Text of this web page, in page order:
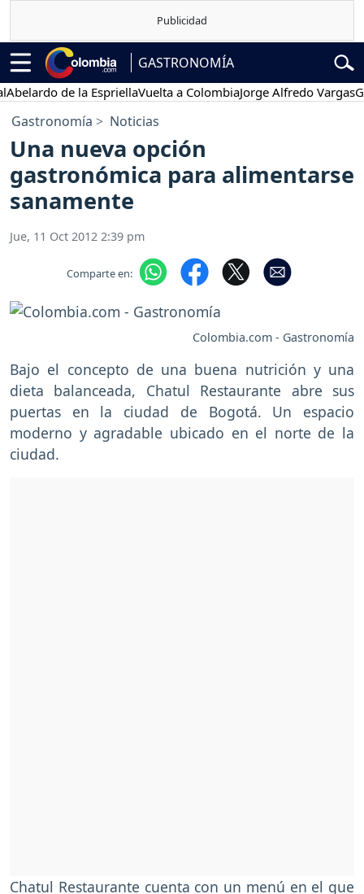
GASTRONOMÍA
de la EspriellaVuelta a ColombiaJorge Alfredo Vargas
Gastronomía Noticias
Una nueva opción
gastronómica para alimentarse
sanamente
Jue, 11 Oct 2012 2:39 pm
Comparte en:
Colombia.com - Gastronomía
Bajo el concepto de una buena nutrición y una
dieta balanceada, Chatul Restaurante abre sus
puertas en la ciudad de Bogotá. Un espacio
moderno y agradable ubicado en el norte de la
ciudad.
Chatul Restaurante cuenta con un menú en el que